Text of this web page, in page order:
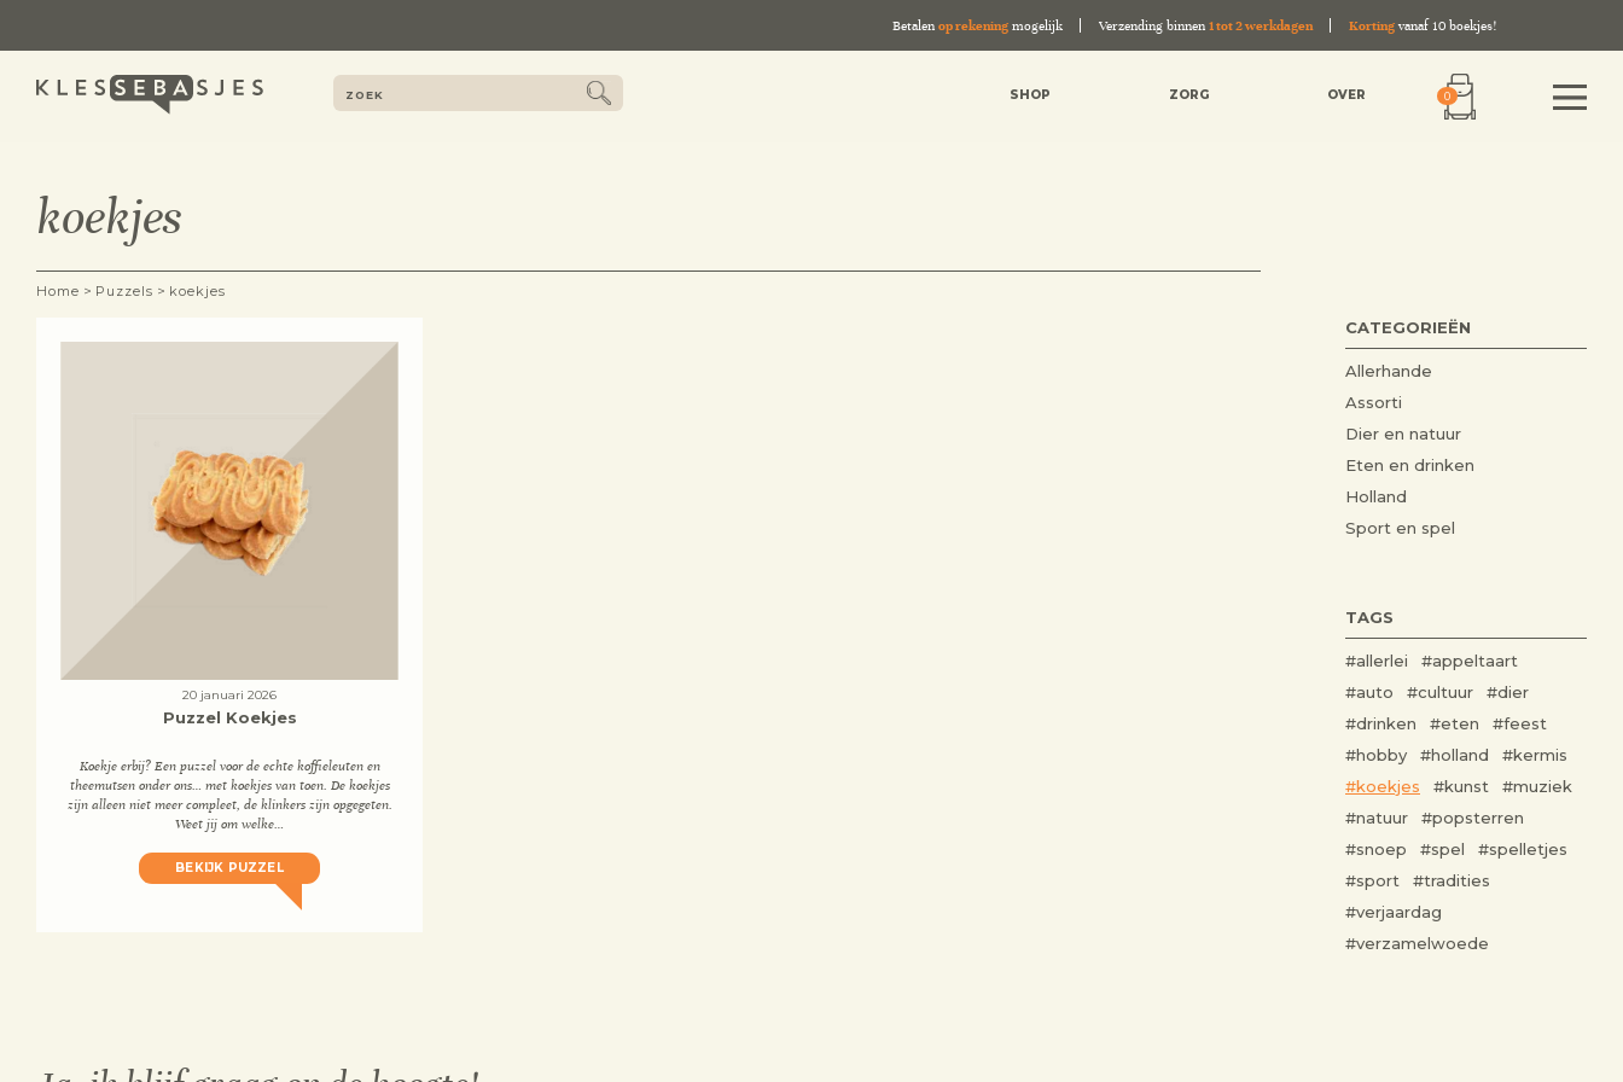
Betalen op rekening mogelijk Verzending binnen 1 tot 2 werkdagen Kortingvanaf 10 boekjes!
SHOP ZORG OVER 0
koekjes
Home > Puzzels > koekjes
20 januari 2026
Puzzel Koekjes
Koekje erbij? Een puzzel voor de echte koffieleuten en
theemutsen onder ons… met koekjes van toen. De koekjes
zijn alleen niet meer compleet, de klinkers zijn opgegeten.
Weet jij om welke…
BEKIJK PUZZEL
CATEGORIEËN
Allerhande
Assorti
Dier en natuur
Eten en drinken
Holland
Sport en spel
TAGS
#allerlei
#appeltaart
#auto
#cultuur
#dier
#drinken
#eten
#feest
#hobby
#holland
#kermis
#koekjes
#kunst
#muziek
#natuur
#popsterren
#snoep
#spel
#spelletjes
#sport
#tradities
#verjaardag
#verzamelwoede